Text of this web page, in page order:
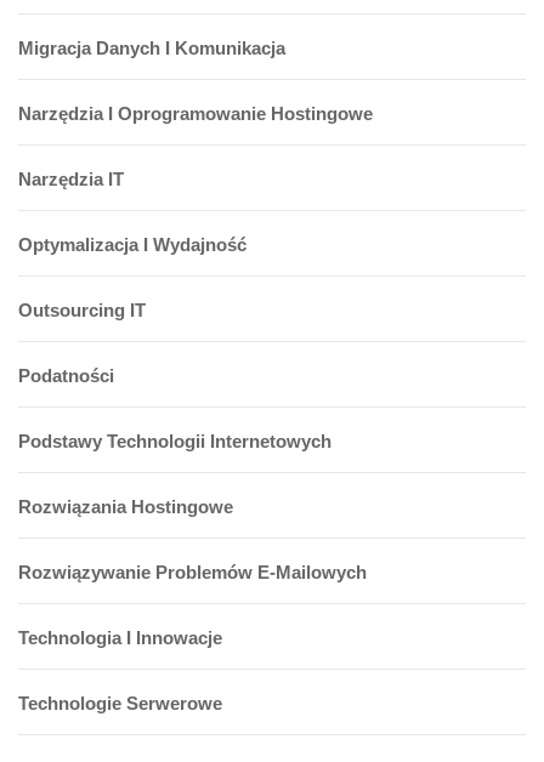
Migracja Danych I Komunikacja
Narzędzia I Oprogramowanie Hostingowe
Narzędzia IT
Optymalizacja I Wydajność
Outsourcing IT
Podatności
Podstawy Technologii Internetowych
Rozwiązania Hostingowe
Rozwiązywanie Problemów E-Mailowych
Technologia I Innowacje
Technologie Serwerowe